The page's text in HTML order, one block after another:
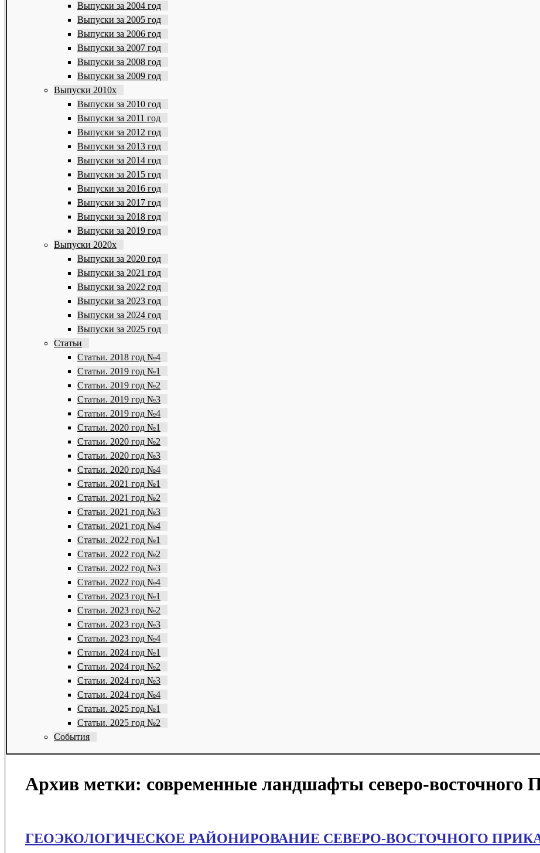
Выпуски за 2004 год
Выпуски за 2005 год
Выпуски за 2006 год
Выпуски за 2007 год
Выпуски за 2008 год
Выпуски за 2009 год
Выпуски 2010х
Выпуски за 2010 год
Выпуски за 2011 год
Выпуски за 2012 год
Выпуски за 2013 год
Выпуски за 2014 год
Выпуски за 2015 год
Выпуски за 2016 год
Выпуски за 2017 год
Выпуски за 2018 год
Выпуски за 2019 год
Выпуски 2020х
Выпуски за 2020 год
Выпуски за 2021 год
Выпуски за 2022 год
Выпуски за 2023 год
Выпуски за 2024 год
Выпуски за 2025 год
Статьи
Статьи. 2018 год №4
Статьи. 2019 год №1
Статьи. 2019 год №2
Статьи. 2019 год №3
Статьи. 2019 год №4
Статьи. 2020 год №1
Статьи. 2020 год №2
Статьи. 2020 год №3
Статьи. 2020 год №4
Статьи. 2021 год №1
Статьи. 2021 год №2
Статьи. 2021 год №3
Статьи. 2021 год №4
Статьи. 2022 год №1
Статьи. 2022 год №2
Статьи. 2022 год №3
Статьи. 2022 год №4
Статьи. 2023 год №1
Статьи. 2023 год №2
Статьи. 2023 год №3
Статьи. 2023 год №4
Статьи. 2024 год №1
Статьи. 2024 год №2
Статьи. 2024 год №3
Статьи. 2024 год №4
Статьи. 2025 год №1
Статьи. 2025 год №2
События
Архив метки: современные ландшафты северо-восточного
ГЕОЭКОЛОГИЧЕСКОЕ РАЙОНИРОВАНИЕ СЕВЕРО-ВОСТОЧНОГО